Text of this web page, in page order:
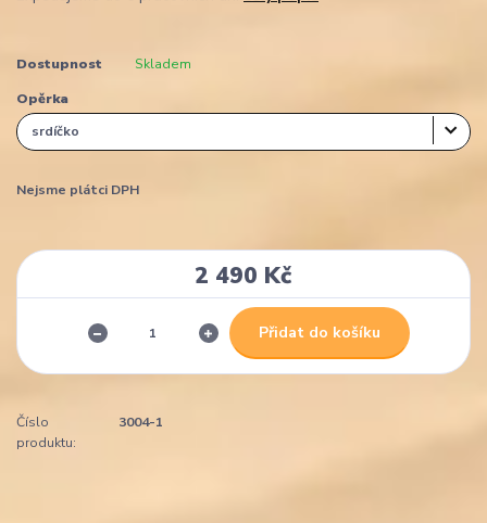
Dostupnost Skladem
Opěrka
Nejsme plátci DPH
2 490 Kč
Přidat do košíku
Číslo
produktu:
3004-1